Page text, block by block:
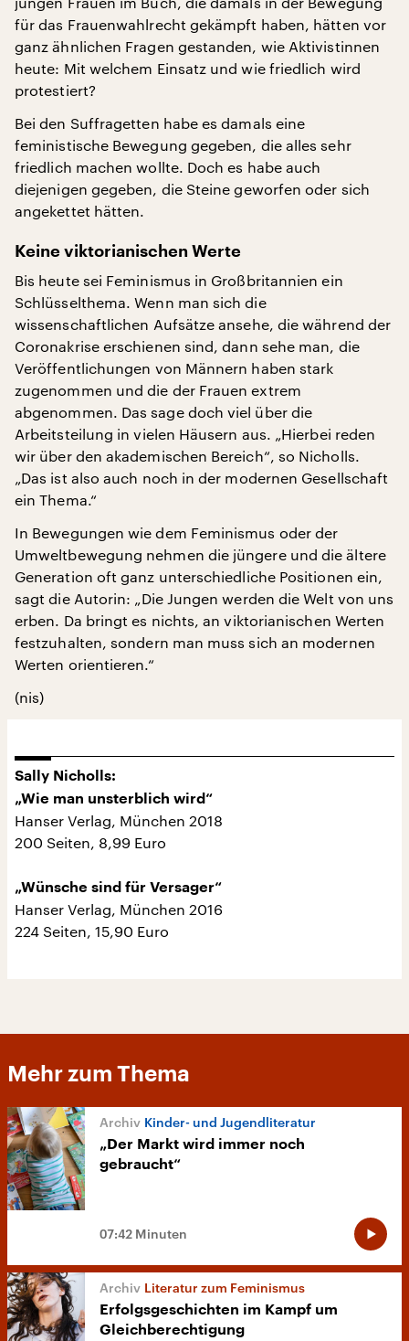
für das Frauenwahlrecht gekämpft haben, hätten vor
ganz ähnlichen Fragen gestanden, wie Aktivistinnen
heute: Mit welchem Einsatz und wie friedlich wird
protestiert?
Bei den Suffragetten habe es damals eine
feministische Bewegung gegeben, die alles sehr
friedlich machen wollte. Doch es habe auch
diejenigen gegeben, die Steine geworfen oder sich
angekettet hätten.
Keine viktorianischen Werte
Bis heute sei Feminismus in Großbritannien ein
Schlüsselthema. Wenn man sich die
wissenschaftlichen Aufsätze ansehe, die während der
Coronakrise erschienen sind, dann sehe man, die
Veröffentlichungen von Männern haben stark
zugenommen und die der Frauen extrem
abgenommen. Das sage doch viel über die
Arbeitsteilung in vielen Häusern aus. „Hierbei reden
wir über den akademischen Bereich“, so Nicholls.
„Das ist also auch noch in der modernen Gesellschaft
ein Thema.“
In Bewegungen wie dem Feminismus oder der
Umweltbewegung nehmen die jüngere und die ältere
Generation oft ganz unterschiedliche Positionen ein,
sagt die Autorin: „Die Jungen werden die Welt von uns
erben. Da bringt es nichts, an viktorianischen Werten
festzuhalten, sondern man muss sich an modernen
Werten orientieren.“
(nis)
Sally Nicholls:
„Wie man unsterblich wird“
Hanser Verlag, München 2018
200 Seiten, 8,99 Euro
„Wünsche sind für Versager“
Hanser Verlag, München 2016
224 Seiten, 15,90 Euro
Mehr zum Thema
Kinder- und Jugendliteratur
„Der Markt wird immer noch
gebraucht“
07:42 Minuten
Literatur zum Feminismus
Erfolgsgeschichten im Kampf um
Gleichberechtigung